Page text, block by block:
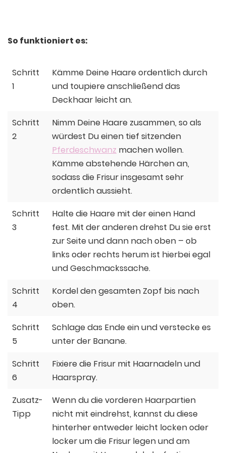
So funktioniert es:
Schritt
1
Kämme Deine Haare ordentlich durch
und toupiere anschließend das
Deckhaar leicht an.
Schritt
2
Nimm Deine Haare zusammen, so als
würdest Du einen tief sitzenden
Pferdeschwanz machen wollen.
Kämme abstehende Härchen an,
sodass die Frisur insgesamt sehr
ordentlich aussieht.
Schritt
3
Halte die Haare mit der einen Hand
fest. Mit der anderen drehst Du sie erst
zur Seite und dann nach oben – ob
links oder rechts herum ist hierbei egal
und Geschmackssache.
Schritt
4
Kordel den gesamten Zopf bis nach
oben.
Schritt
5
Schlage das Ende ein und verstecke es
unter der Banane.
Schritt
6
Fixiere die Frisur mit Haarnadeln und
Haarspray.
Zusatz-
Tipp
Wenn du die vorderen Haarpartien
nicht mit eindrehst, kannst du diese
hinterher entweder leicht locken oder
locker um die Frisur legen und am